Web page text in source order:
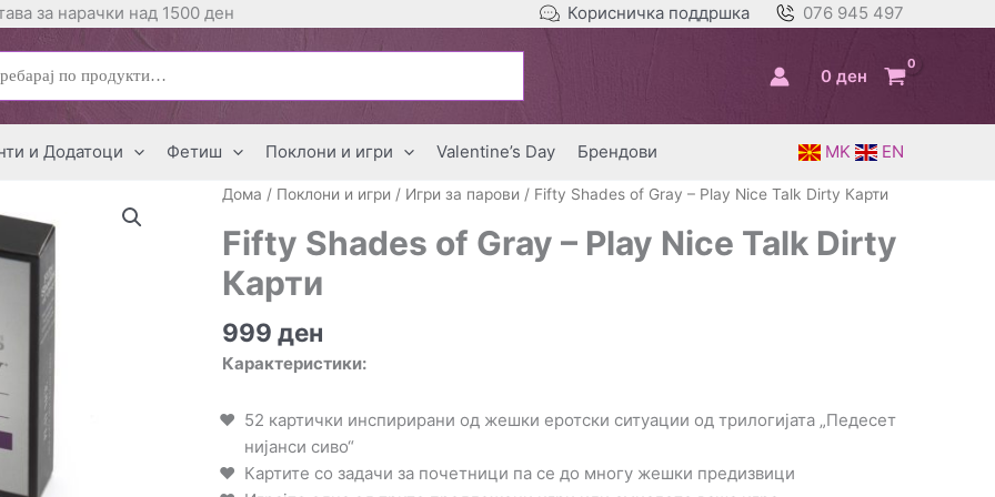
за нарачки над 1500 ден Корисничка поддршка 076 945 497
0 ден
и Додатоци Фетиш Поклони и игри Valentine’s Day Брендови MK EN
Дома / Поклони и игри / Игри за парови / Fifty Shades of Gray – Play Nice Talk Dirty Карти
Fifty Shades of Gray – Play Nice Talk Dirty
Карти
999 ден
Карактеристики:
52 картички инспирирани од жешки еротски ситуации од трилогијата „Педесет
нијанси сиво“
Картите со задачи за почетници па се до многу жешки предизвици